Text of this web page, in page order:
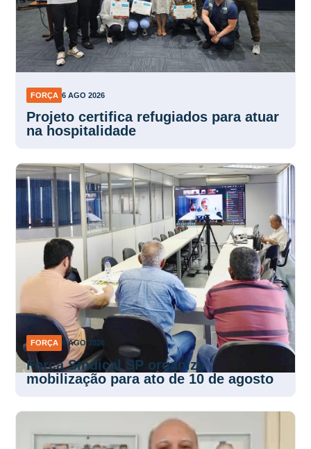
FORÇA 6 AGO 2026
Projeto certifica refugiados para atuar
na hospitalidade
FORÇA 6 AGO 2026
Força Sindical SP organiza
mobilização para ato de 10 de agosto